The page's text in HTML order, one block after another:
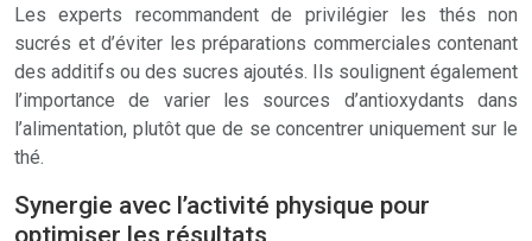
Les experts recommandent de privilégier les thés non
sucrés et d’éviter les préparations commerciales contenant
des additifs ou des sucres ajoutés. Ils soulignent également
l’importance de varier les sources d’antioxydants dans
l’alimentation, plutôt que de se concentrer uniquement sur le
thé.
Synergie avec l’activité physique pour
optimiser les résultats